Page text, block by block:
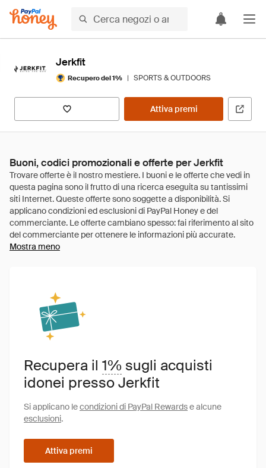
Jerkfit
Recupero del 1% | SPORTS & OUTDOORS
Attiva premi
Buoni, codici promozionali e offerte per Jerkfit
Mostra meno
Recupera il 1% sugli acquisti
idonei presso Jerkfit
Si applicano lecondizioni di PayPal Rewardse alcune
esclusioni.
Attiva premi